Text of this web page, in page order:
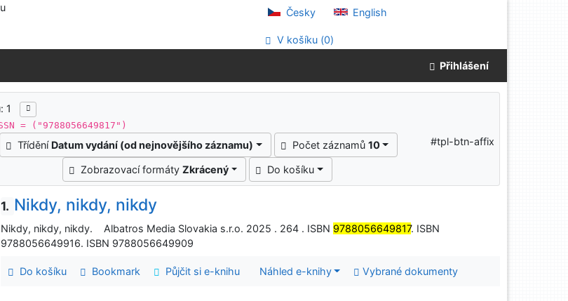
Česky English
V košíku (0)
Přihlášení
1
= ("9788056649817")
Třídění Datum vydání (od nejnovějšího záznamu) Počet záznamů 10
Zobrazovací formáty Zkrácený Do košíku
#tpl-btn-affix
1. Nikdy, nikdy, nikdy
Nikdy, nikdy, nikdy. Albatros Media Slovakia s.r.o. 2025 . 264 . ISBN 9788056649817. ISBN
9788056649916. ISBN 9788056649909
Do košíku Bookmark Půjčit si e-knihu Náhled e-knihy Vybrané dokumenty